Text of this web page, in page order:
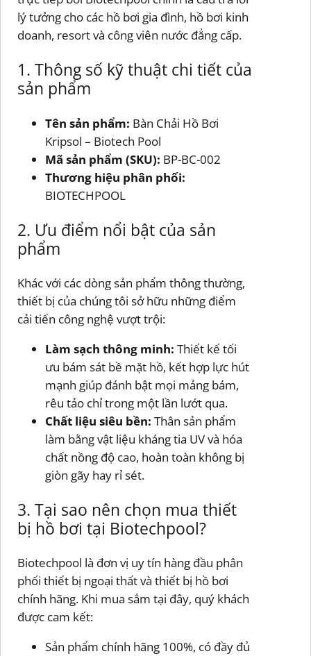
lý tưởng cho các hồ bơi gia đình, hồ bơi kinh
doanh, resort và công viên nước đẳng cấp.
1. Thông số kỹ thuật chi tiết của
sản phẩm
Tên sản phẩm: Bàn Chải Hồ Bơi
Kripsol – Biotech Pool
Mã sản phẩm (SKU): BP-BC-002
Thương hiệu phân phối:
BIOTECHPOOL
2. Ưu điểm nổi bật của sản
phẩm
Khác với các dòng sản phẩm thông thường,
thiết bị của chúng tôi sở hữu những điểm
cải tiến công nghệ vượt trội:
Làm sạch thông minh: Thiết kế tối
ưu bám sát bề mặt hồ, kết hợp lực hút
mạnh giúp đánh bật mọi mảng bám,
rêu tảo chỉ trong một lần lướt qua.
Chất liệu siêu bền: Thân sản phẩm
làm bằng vật liệu kháng tia UV và hóa
chất nồng độ cao, hoàn toàn không bị
giòn gãy hay rỉ sét.
3. Tại sao nên chọn mua thiết
bị hồ bơi tại Biotechpool?
Biotechpool là đơn vị uy tín hàng đầu phân
phối thiết bị ngoại thất và thiết bị hồ bơi
chính hãng. Khi mua sắm tại đây, quý khách
được cam kết:
Sản phẩm chính hãng 100%, có đầy đủ